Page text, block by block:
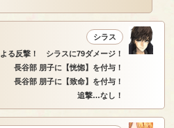
シラス
る反撃！ シラスに79ダメージ！
長谷部 朋子に【恍惚】を付与！
長谷部 朋子に【致命】を付与！
追撃…なし！